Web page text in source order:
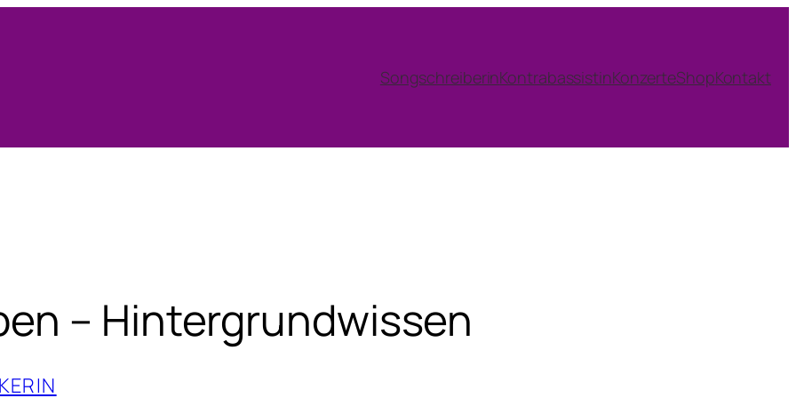
SongschreiberinKontrabassistinKonzerteShopKontakt
– Hintergrundwissen